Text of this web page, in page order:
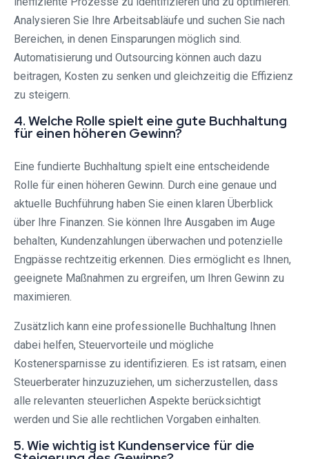
Analysieren Sie Ihre Arbeitsabläufe und suchen Sie nach
Bereichen, in denen Einsparungen möglich sind.
Automatisierung und Outsourcing können auch dazu
beitragen, Kosten zu senken und gleichzeitig die Effizienz
zu steigern.
4. Welche Rolle spielt eine gute Buchhaltung
für einen höheren Gewinn?
Eine fundierte Buchhaltung spielt eine entscheidende
Rolle für einen höheren Gewinn. Durch eine genaue und
aktuelle Buchführung haben Sie einen klaren Überblick
über Ihre Finanzen. Sie können Ihre Ausgaben im Auge
behalten, Kundenzahlungen überwachen und potenzielle
Engpässe rechtzeitig erkennen. Dies ermöglicht es Ihnen,
geeignete Maßnahmen zu ergreifen, um Ihren Gewinn zu
maximieren.
Zusätzlich kann eine professionelle Buchhaltung Ihnen
dabei helfen, Steuervorteile und mögliche
Kostenersparnisse zu identifizieren. Es ist ratsam, einen
Steuerberater hinzuzuziehen, um sicherzustellen, dass
alle relevanten steuerlichen Aspekte berücksichtigt
werden und Sie alle rechtlichen Vorgaben einhalten.
5. Wie wichtig ist Kundenservice für die